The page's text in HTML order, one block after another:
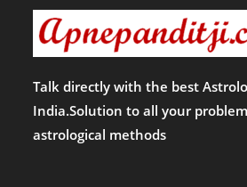
Talk directly with the best
India.Solution to all your
astrological methods